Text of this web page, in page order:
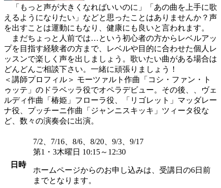
「もっと声が大きくなればいいのに」「あの曲を上手に歌
えるようになりたい」などと思ったことはありませんか？声
を出すことは運動にもなり、健康にも良いと言われます。
まだちょっと人前では…という初心者の方からレベルアッ
プを目指す経験者の方まで、レベルや目的に合わせた個人レ
ッスンで楽しく声を出しましょう。歌いたい曲がある場合は
どんどんご相談下さい。一緒に頑張りましょう！
＜講師プロフィル＞ モーツァルト作曲「コシ・ファン・ト
ゥッテ」のドラベッラ役でオペラデビュー。その後、、ヴェ
ルディ作曲「椿姫」フローラ役、「リゴレット」マッダレー
ナ役、プッチーニ作曲「ジャンニスキッキ」ツィータ役な
ど、数々の演奏会に出演。
日時
7/2、7/16、8/6、8/20、9/3、9/17
第1・3木曜日 10:15～12:30
ホームページからのお申し込みは、受講日の6日前
までとなります。